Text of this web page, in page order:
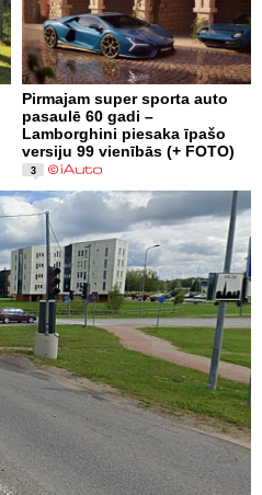
Pirmajam super sporta auto
pasaulē 60 gadi –
Lamborghini piesaka īpašo
versiju 99 vienībās (+ FOTO)
3